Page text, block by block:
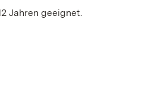
Jahren geeignet.